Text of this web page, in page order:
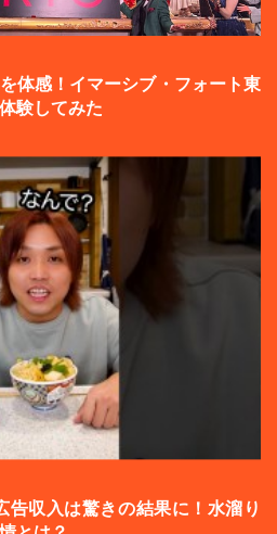
体感！イマーシブ・フォート東
験してみた
告収入は驚きの結果に！水溜り